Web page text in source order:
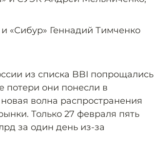
«Сибур» Геннадий Тимченко
из списка BBI попрощались
потери они понесли в
волна распространения
Только 27 февраля пять
за один день из-за